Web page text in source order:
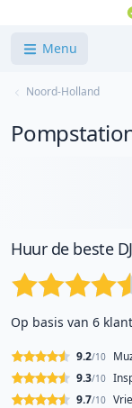
Menu
Noord-Holland
Huur de beste
Op basis van 6
9.2/10
9.3/10
9.7/10